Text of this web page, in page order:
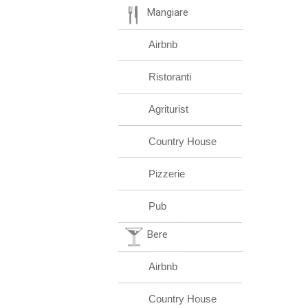
Mangiare
Airbnb
Ristoranti
Agriturist
Country House
Pizzerie
Pub
Bere
Airbnb
Country House